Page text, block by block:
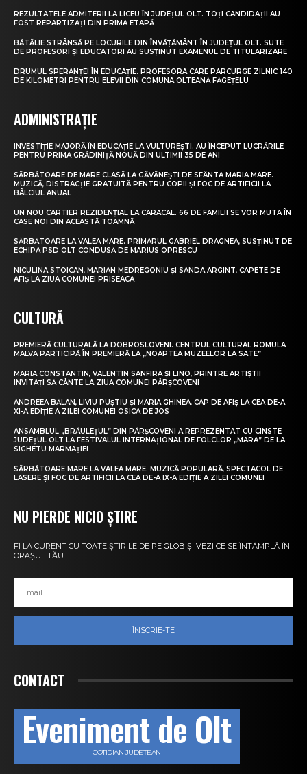
REZULTATELE ADMITERII LA LICEU ÎN JUDEȚUL OLT. TOȚI CANDIDAȚII AU
FOST REPARTIZAȚI DIN PRIMA ETAPĂ
BĂTĂLIE STRÂNSĂ PE LOCURILE DIN ÎNVĂȚĂMÂNT ÎN JUDEȚUL OLT. SUTE
DE PROFESORI ȘI EDUCATORI AU SUSȚINUT EXAMENUL DE TITULARIZARE
DRUMUL SPERANȚEI ÎN EDUCAȚIE. PROFESORA CARE PARCURGE ZILNIC 140
DE KILOMETRI PENTRU ELEVII DIN COMUNA OLTEANĂ FĂGEȚELU
ADMINISTRAȚIE
INVESTIȚIE MAJORĂ ÎN EDUCAȚIE LA VULTUREȘTI. AU ÎNCEPUT LUCRĂRILE
PENTRU PRIMA GRĂDINIȚĂ NOUĂ DIN ULTIMII 35 DE ANI
SĂRBĂTOARE DE MARE CLASĂ LA GĂVĂNEȘTI DE SFÂNTA MARIA MARE.
MUZICĂ, DISTRACȚIE GRATUITĂ PENTRU COPII ȘI FOC DE ARTIFICII LA
BÂLCIUL ANUAL
UN NOU CARTIER REZIDENȚIAL LA CARACAL. 66 DE FAMILII SE VOR MUTA ÎN
CASE NOI DIN ACEASTĂ TOAMNĂ
SĂRBĂTOARE LA VALEA MARE. PRIMARUL GABRIEL DRAGNEA, SUSȚINUT DE
ECHIPA PSD OLT CONDUSĂ DE MARIUS OPRESCU
NICULINA STOICAN, MARIAN MEDREGONIU ȘI SANDA ARGINT, CAPETE DE
AFIȘ LA ZIUA COMUNEI PRISEACA
CULTURĂ
PREMIERĂ CULTURALĂ LA DOBROSLOVENI. CENTRUL CULTURAL ROMULA
MALVA PARTICIPĂ ÎN PREMIERĂ LA „NOAPTEA MUZEELOR LA SATE”
MARIA CONSTANTIN, VALENTIN SANFIRA ȘI LINO, PRINTRE ARTIȘTII
INVITAȚI SĂ CÂNTE LA ZIUA COMUNEI PÂRȘCOVENI
ANDREEA BĂLAN, LIVIU PUȘTIU ȘI MARIA GHINEA, CAP DE AFIȘ LA CEA DE-A
XI-A EDIȚIE A ZILEI COMUNEI OSICA DE JOS
ANSAMBLUL „BRÂULEȚUL” DIN PÂRȘCOVENI A REPREZENTAT CU CINSTE
JUDEȚUL OLT LA FESTIVALUL INTERNAȚIONAL DE FOLCLOR „MARA” DE LA
SIGHETU MARMAȚIEI
SĂRBĂTOARE MARE LA VALEA MARE. MUZICĂ POPULARĂ, SPECTACOL DE
LASERE ȘI FOC DE ARTIFICII LA CEA DE-A IX-A EDIȚIE A ZILEI COMUNEI
NU PIERDE NICIO ȘTIRE
FI LA CURENT CU TOATE ȘTIRILE DE PE GLOB ȘI VEZI CE SE ÎNTÂMPLĂ ÎN
ORAȘUL TĂU.
ÎNSCRIE-TE
CONTACT
Eveniment de Olt
COTIDIAN JUDEȚEAN